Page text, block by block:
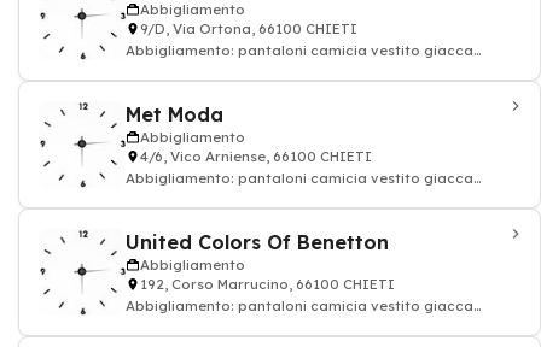
Abbigliamento
9/D, Via Ortona, 66100 CHIETI
Abbigliamento: pantaloni camicia vestito giacca
Met Moda
Abbigliamento
4/6, Vico Arniense, 66100 CHIETI
Abbigliamento: pantaloni camicia vestito giacca
United Colors Of Benetton
Abbigliamento
192, Corso Marrucino, 66100 CHIETI
Abbigliamento: pantaloni camicia vestito giacca